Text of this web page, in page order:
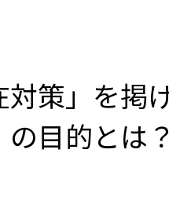
策」を掲
目的とは？